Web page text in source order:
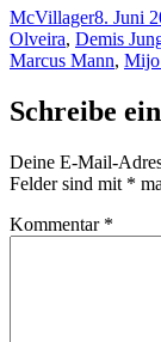
Autor
McVillager
am
8. Juni
Olveira, Demis
Marcus Mann,
Schreibe
Deine E-Mail-
Felder sind mit *
Kommentar *